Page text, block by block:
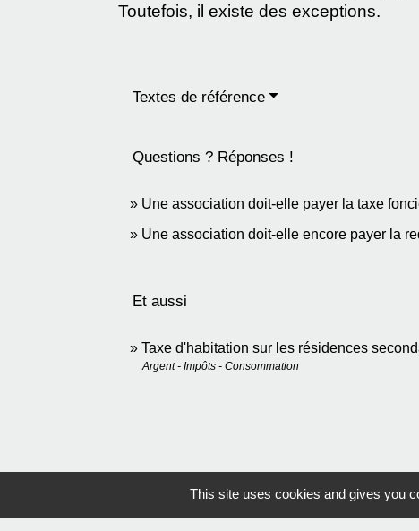
Toutefois, il existe des exceptions.
Textes de référence
Questions ? Réponses !
Une association doit-elle payer la taxe
Une association doit-elle encore payer la
Et aussi
Taxe d'habitation sur les résidences
Argent - Impôts - Consommation
This site uses cookies and gives you